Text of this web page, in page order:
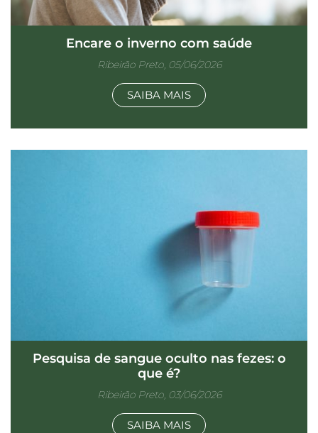
Encare o inverno com saúde
Ribeirão Preto, 05/06/2026
SAIBA MAIS
Pesquisa de sangue oculto nas fezes: o
que é?
Ribeirão Preto, 03/06/2026
SAIBA MAIS